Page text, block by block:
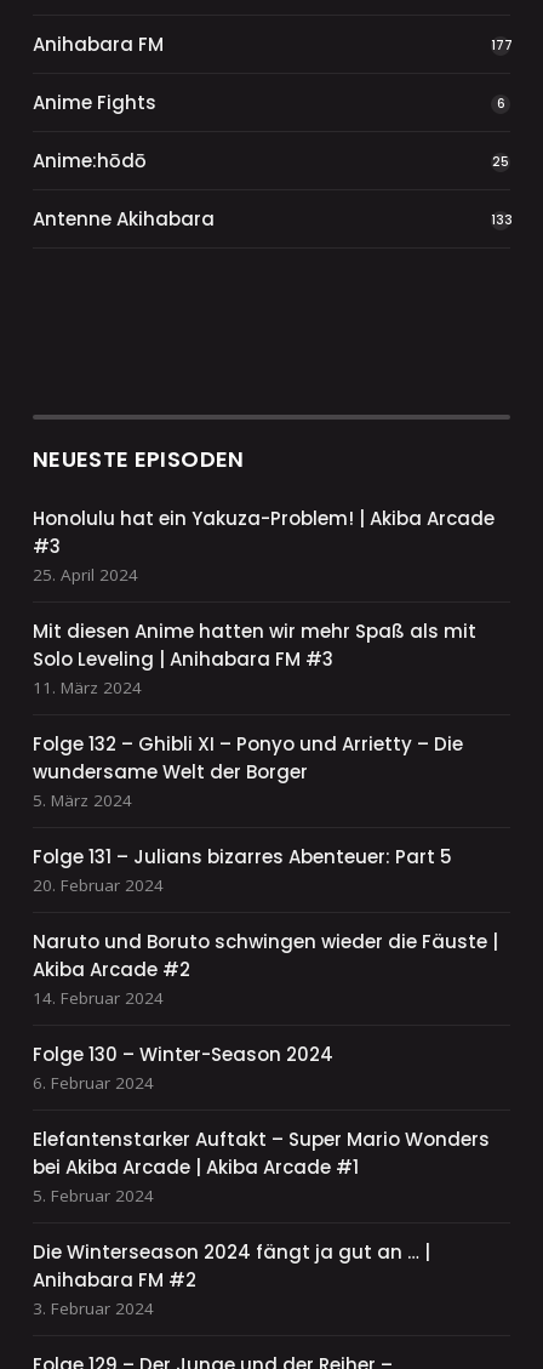
Anihabara FM 177
Anime Fights 6
Anime:hōdō 25
Antenne Akihabara 133
NEUESTE EPISODEN
Honolulu hat ein Yakuza-Problem! | Akiba Arcade
#3
25. April 2024
Mit diesen Anime hatten wir mehr Spaß als mit
Solo Leveling | Anihabara FM #3
11. März 2024
Folge 132 – Ghibli XI – Ponyo und Arrietty – Die
wundersame Welt der Borger
5. März 2024
Folge 131 – Julians bizarres Abenteuer: Part 5
20. Februar 2024
Naruto und Boruto schwingen wieder die Fäuste |
Akiba Arcade #2
14. Februar 2024
Folge 130 – Winter-Season 2024
6. Februar 2024
Elefantenstarker Auftakt – Super Mario Wonders
bei Akiba Arcade | Akiba Arcade #1
5. Februar 2024
Die Winterseason 2024 fängt ja gut an … |
Anihabara FM #2
3. Februar 2024